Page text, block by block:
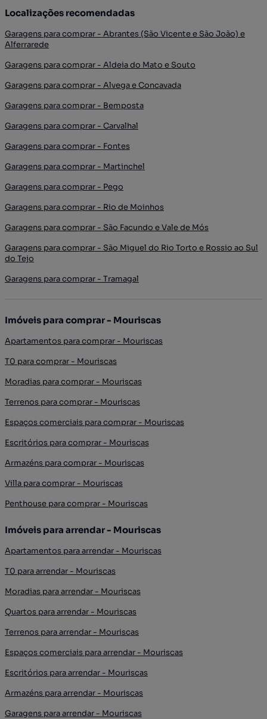
Localizações recomendadas
Garagens para comprar - Abrantes (São Vicente e São João) e
Alferrarede
Garagens para comprar - Aldeia do Mato e Souto
Garagens para comprar - Alvega e Concavada
Garagens para comprar - Bemposta
Garagens para comprar - Carvalhal
Garagens para comprar - Fontes
Garagens para comprar - Martinchel
Garagens para comprar - Pego
Garagens para comprar - Rio de Moinhos
Garagens para comprar - São Facundo e Vale de Mós
Garagens para comprar - São Miguel do Rio Torto e Rossio ao Sul
do Tejo
Garagens para comprar - Tramagal
Imóveis para comprar - Mouriscas
Apartamentos para comprar - Mouriscas
T0 para comprar - Mouriscas
Moradias para comprar - Mouriscas
Terrenos para comprar - Mouriscas
Espaços comerciais para comprar - Mouriscas
Escritórios para comprar - Mouriscas
Armazéns para comprar - Mouriscas
Villa para comprar - Mouriscas
Penthouse para comprar - Mouriscas
Imóveis para arrendar - Mouriscas
Apartamentos para arrendar - Mouriscas
T0 para arrendar - Mouriscas
Moradias para arrendar - Mouriscas
Quartos para arrendar - Mouriscas
Terrenos para arrendar - Mouriscas
Espaços comerciais para arrendar - Mouriscas
Escritórios para arrendar - Mouriscas
Armazéns para arrendar - Mouriscas
Garagens para arrendar - Mouriscas